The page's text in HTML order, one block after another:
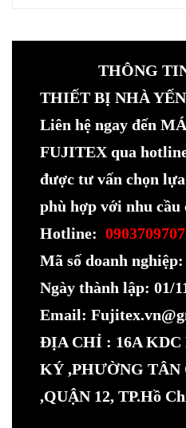
THÔNG
THIẾT BỊ NHÀ
Liên hệ ngay đến
FUJITEX qua
được tư vấn chọn
phù hợp với nhu cầu
Hotline: 0903709707
Mã số doanh nghiệp:
Ngày thành lập: 01/
Email:
ĐỊA CHỈ : 16A KDC
KÝ ,PHƯỜNG TÂN
,QUẬN 12, TP.Hồ